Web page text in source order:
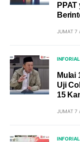
JUMAT 7
INFORIAL
Mulai
Uji
15
JUMAT 7
INFORIAL